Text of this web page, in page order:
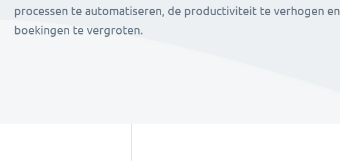
processen te automatiseren, de productiviteit te verhogen en
boekingen te vergroten.